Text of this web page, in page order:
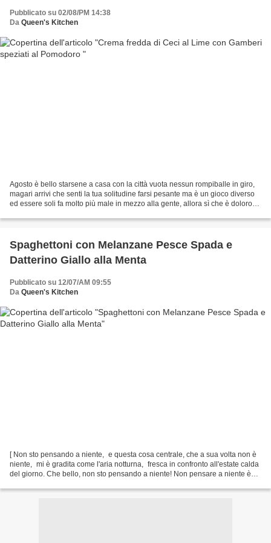
Pubblicato su 02/08/PM 14:38
Da Queen's Kitchen
Agosto è bello starsene a casa con la città vuota nessun rompiballe in giro,
magari arrivi che senti la tua solitudine farsi pesante ma è un gioco diverso
ed essere soli fa molto più male in mezzo alla gente, allora sì che è doloroso
Spaghettoni con Melanzane Pesce Spada e
Datterino Giallo alla Menta
Pubblicato su 12/07/AM 09:55
Da Queen's Kitchen
[ Non sto pensando a niente, e questa cosa centrale, che a sua volta non è
niente, mi è gradita come l'aria notturna, fresca in confronto all'estate calda
del giorno. Che bello, non sto pensando a niente! Non pensare a niente è